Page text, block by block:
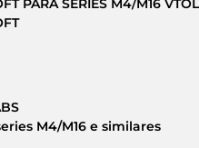
PARA SERIES M4/M16
M4/M16 e similares